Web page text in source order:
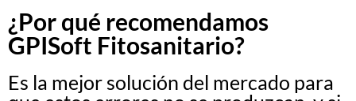
¿Por qué recomendamos
GPISoft Fitosanitario?
Es la mejor solución del mercado para